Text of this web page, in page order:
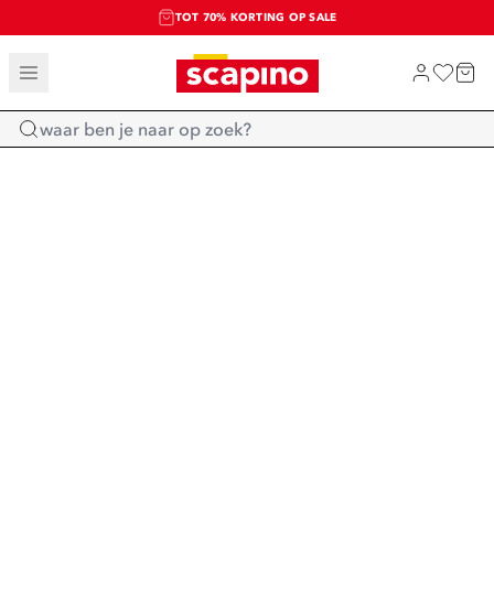
TOT 70% KORTING OP SALE
SALE: LAATSTE KANS!
SHOP NIEUW
Home